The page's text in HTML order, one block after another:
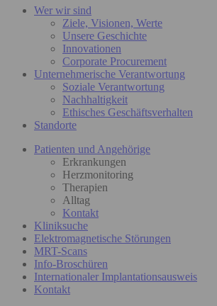
Wer wir sind
Ziele, Visionen, Werte
Unsere Geschichte
Innovationen
Corporate Procurement
Unternehmerische Verantwortung
Soziale Verantwortung
Nachhaltigkeit
Ethisches Geschäftsverhalten
Standorte
Patienten und Angehörige
Erkrankungen
Herzmonitoring
Therapien
Alltag
Kontakt
Kliniksuche
Elektromagnetische Störungen
MRT-Scans
Info-Broschüren
Internationaler Implantationsausweis
Kontakt